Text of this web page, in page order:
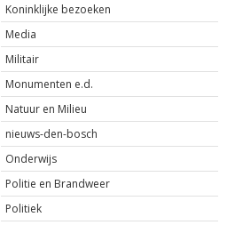
Koninklijke bezoeken
Media
Militair
Monumenten e.d.
Natuur en Milieu
nieuws-den-bosch
Onderwijs
Politie en Brandweer
Politiek